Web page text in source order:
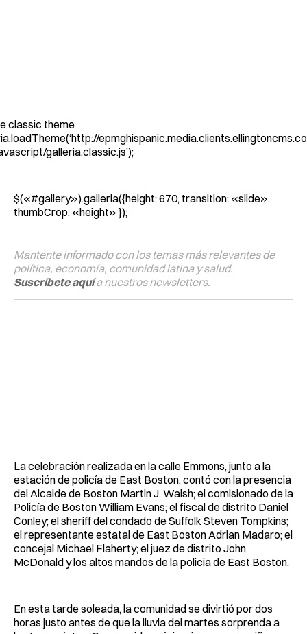
classic theme
galleria.classic.js’);
$(«#gallery»).galleria({height: 670, transition: «slide»,
thumbCrop: «height» });
Mantente informado con los temas más relevantes de
política, economía, comunidad latina y salud.
Suscríbete aquía nuestros newsletters.
La celebración realizada en la calle Emmons, junto a la
estación de policía de East Boston, contó con la presencia
del Alcalde de Boston Martin J. Walsh; el comisionado de la
Policía de Boston William Evans; el fiscal de distrito Daniel
Conley; el sheriff del condado de Suffolk Steven Tompkins;
el representante estatal de East Boston Adrian Madaro; el
concejal Michael Flaherty; el juez de distrito John
McDonald y los altos mandos de la policia de East Boston.
En esta tarde soleada, la comunidad se divirtió por dos
horas justo antes de que la lluvia del martes sorprenda a